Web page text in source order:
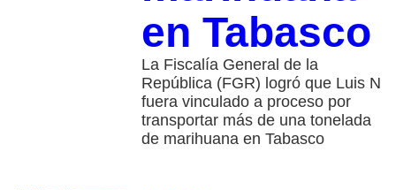
en Tabasco
La Fiscalía General de la
República (FGR) logró que Luis N
fuera vinculado a proceso por
transportar más de una tonelada
de marihuana en Tabasco